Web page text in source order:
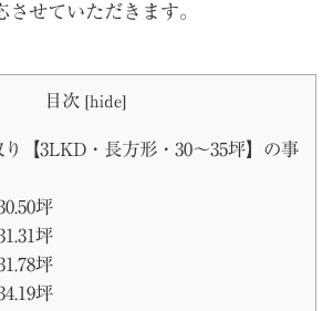
させていただきます。
目次 [hide]
【3LKD・長方形・30〜35坪】の事
坪
坪
坪
坪